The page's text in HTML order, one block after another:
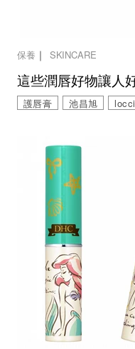
保養 ｜ SKINCARE
這些潤唇好物讓人
護唇膏 池昌旭